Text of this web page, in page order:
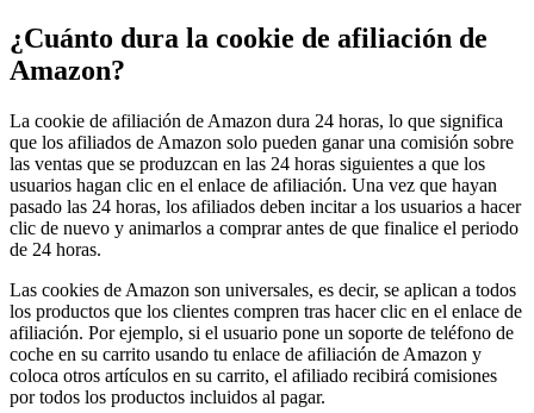
¿Cuánto dura la cookie de afiliación de
Amazon?
La cookie de afiliación de Amazon dura 24 horas, lo que significa
que los afiliados de Amazon solo pueden ganar una comisión sobre
las ventas que se produzcan en las 24 horas siguientes a que los
usuarios hagan clic en el enlace de afiliación. Una vez que hayan
pasado las 24 horas, los afiliados deben incitar a los usuarios a hacer
clic de nuevo y animarlos a comprar antes de que finalice el periodo
de 24 horas.
Las cookies de Amazon son universales, es decir, se aplican a todos
los productos que los clientes compren tras hacer clic en el enlace de
afiliación. Por ejemplo, si el usuario pone un soporte de teléfono de
coche en su carrito usando tu enlace de afiliación de Amazon y
coloca otros artículos en su carrito, el afiliado recibirá comisiones
por todos los productos incluidos al pagar.